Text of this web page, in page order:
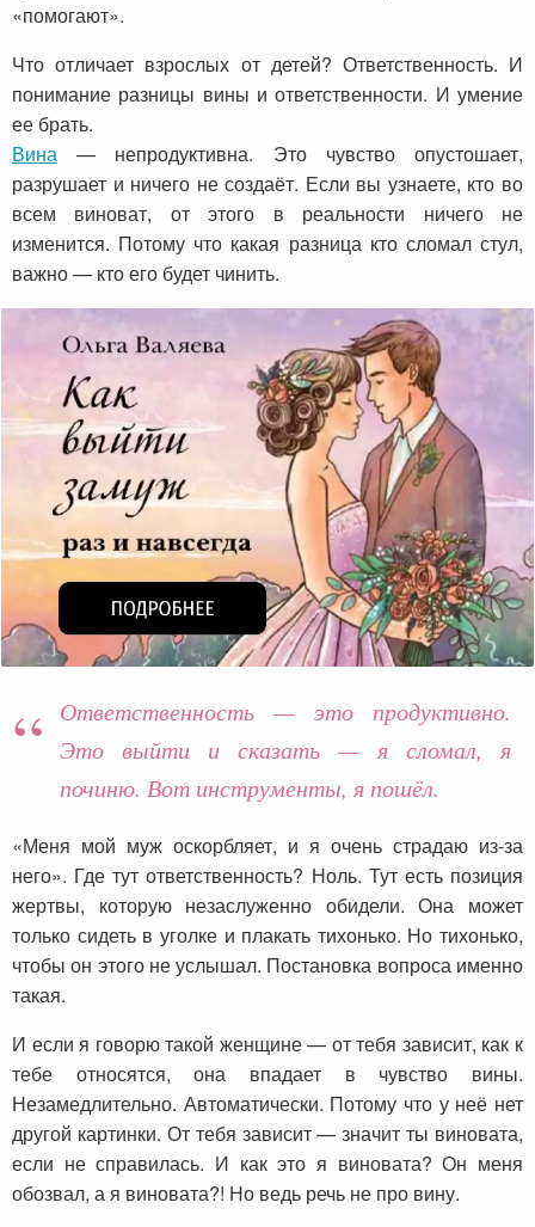
«помогают».
Что отличает взрослых от детей? Ответственность. И
понимание разницы вины и ответственности. И умение
ее брать.
Вина — непродуктивна. Это чувство опустошает,
разрушает и ничего не создаёт. Если вы узнаете, кто во
всем виноват, от этого в реальности ничего не
изменится. Потому что какая разница кто сломал стул,
важно — кто его будет чинить.
Ответственность — это продуктивно.
Это выйти и сказать — я сломал, я
починю. Вот инструменты, я пошёл.
«Меня мой муж оскорбляет, и я очень страдаю из-за
него». Где тут ответственность? Ноль. Тут есть позиция
жертвы, которую незаслуженно обидели. Она может
только сидеть в уголке и плакать тихонько. Но тихонько,
чтобы он этого не услышал. Постановка вопроса именно
такая.
И если я говорю такой женщине — от тебя зависит, как к
тебе относятся, она впадает в чувство вины.
Незамедлительно. Автоматически. Потому что у неё нет
другой картинки. От тебя зависит — значит ты виновата,
если не справилась. И как это я виновата? Он меня
обозвал, а я виновата?! Но ведь речь не про вину.